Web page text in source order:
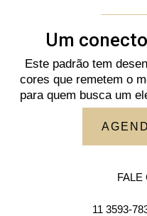
Um
Este padrão tem
cores que remetem o
para quem busca um
FALE
11 3593-